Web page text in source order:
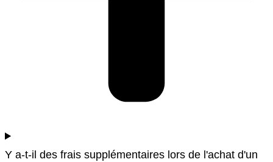
Y a-t-il des frais supplémentaires lors de l'achat d'un